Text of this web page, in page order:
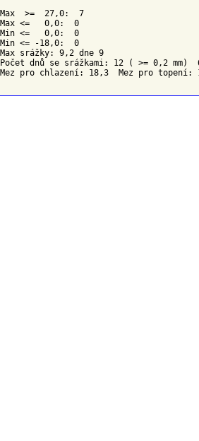
Max  >=  27,0:  7
Max <=   0,0:  0
Min <=   0,0:  0
Min <= -18,0:  0
Max srážky: 9,2 dne 9
Počet dnů se srážkami: 12 ( >= 0,2 mm)